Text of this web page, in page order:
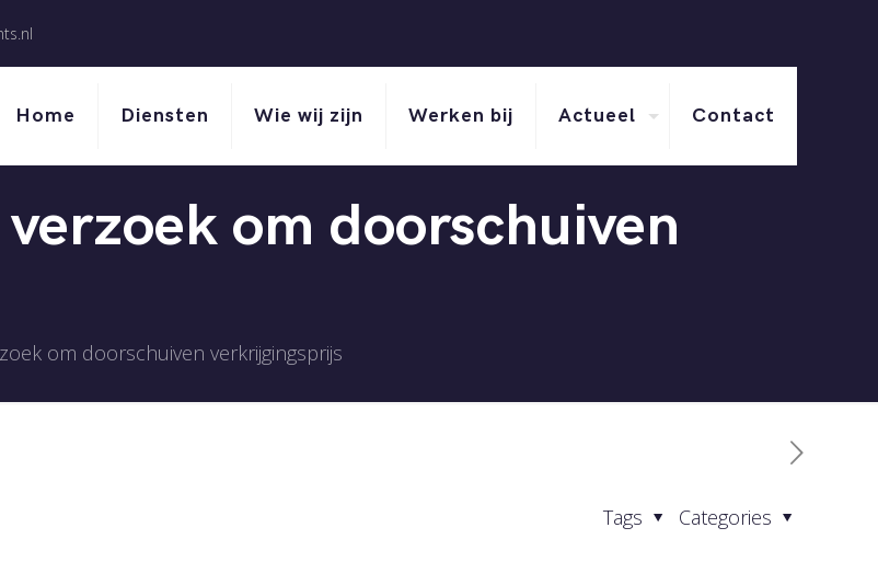
Home Diensten Wie wij zijn Werken bij Actueel Contact
om doorschuiven
om doorschuiven verkrijgingsprijs
Categories
Tags